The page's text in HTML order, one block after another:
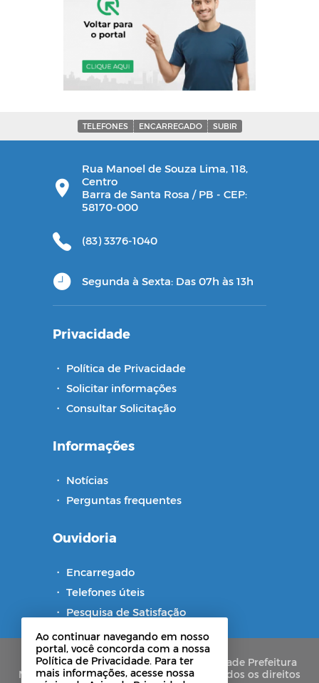
TELEFONES ENCARREGADO SUBIR
Rua Manoel de Souza Lima, 118,
Centro
Barra de Santa Rosa / PB - CEP:
58170-000
(83) 3376-1040
Segunda à Sexta: Das 07h às 13h
Privacidade
・ Política de Privacidade
・ Solicitar informações
・ Consultar Solicitação
Informações
・ Notícias
・ Perguntas frequentes
Ouvidoria
・ Encarregado
・ Telefones úteis
・ Pesquisa de Satisfação
Copyright © 2021-2026 Portal de Privacidade Prefeitura
Municipal de Barra de Santa Rosa - PB. Todos os direitos
Ao continuar navegando em nosso
portal, você concorda com a nossa
Política de Privacidade. Para ter
mais informações, acesse nossa